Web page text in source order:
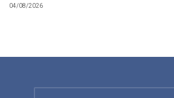
04/08/2026